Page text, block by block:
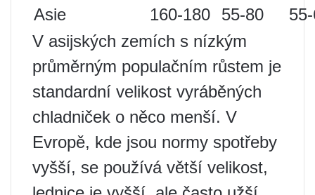
Asie
160-180 55-80
V asijských zemích s nízkým
průměrným populačním růstem je
standardní velikost vyráběných
chladniček o něco menší. V
Evropě, kde jsou normy spotřeby
vyšší, se používá větší velikost,